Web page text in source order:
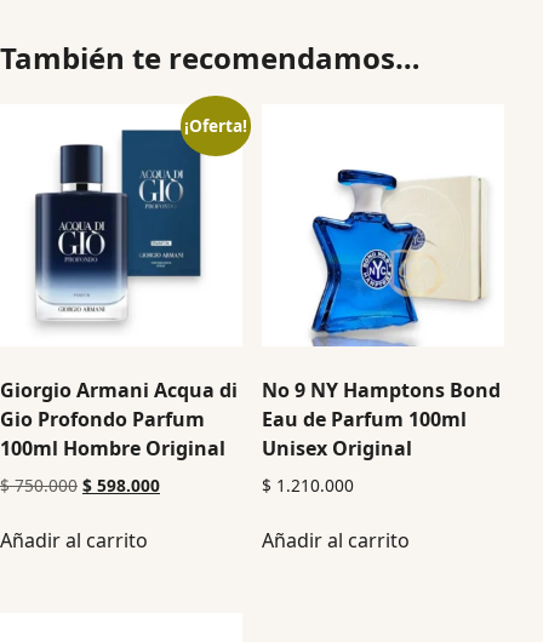
También te recomendamos…
¡Oferta!
Giorgio Armani Acqua di
Gio Profondo Parfum
100ml Hombre Original
$750.000 $ 598.000
Añadir al carrito
No 9 NY Hamptons Bond
Eau de Parfum 100ml
Unisex Original
$ 1.210.000
Añadir al carrito